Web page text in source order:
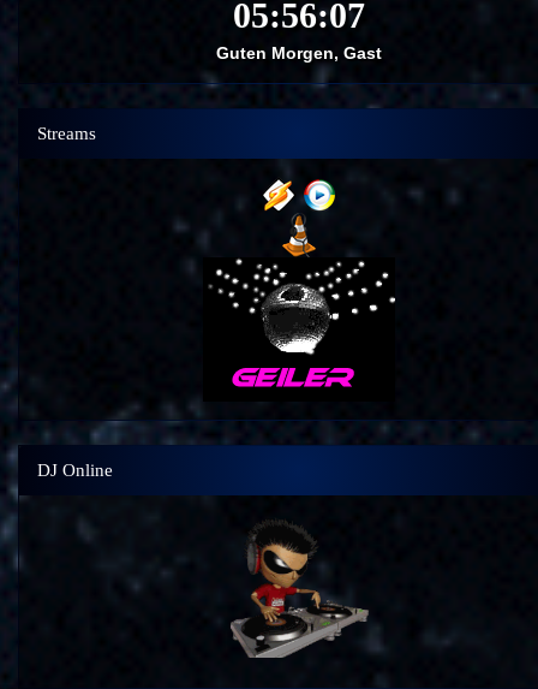
Guten Morgen, Gast
Streams
DJ Online